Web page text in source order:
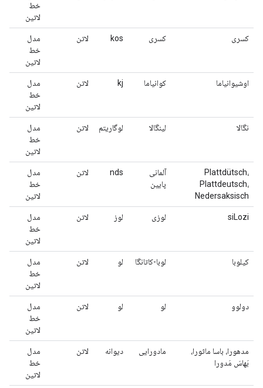
خط
لاتین
کسری کسری kos لاتن
مدل
خط
لاتین
اوشیوانیاما کوانیاما kj لاتن
مدل
خط
لاتین
نگالا لینگالا لوگاریتم لاتن
مدل
خط
لاتین
Plattdütsch،
Plattdeutsch،
Nedersaksisch
آلمانی
پایین
nds لاتن
مدل
خط
لاتین
siLozi لوزی لوز لاتن
مدل
خط
لاتین
کیلوبا لوبا-کاتانگا لو لاتن
مدل
خط
لاتین
دولوو لو لو لاتن
مدل
خط
لاتین
مدهورا، باسا ماثورا،
بَهاسَ مَدورا
مادورایی دیوانه لاتن
مدل
خط
لاتین